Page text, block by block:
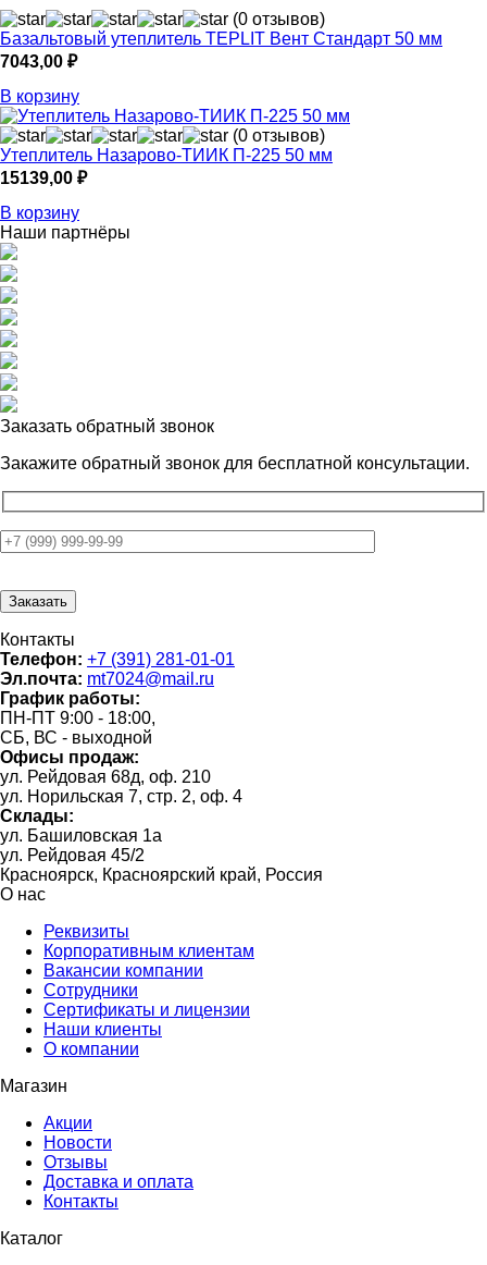
(0 отзывов)
Базальтовый утеплитель TEPLIT Вент Стандарт 50 мм
7043,00 ₽
В корзину
(0 отзывов)
Утеплитель Назарово-ТИИК П-225 50 мм
15139,00 ₽
В корзину
Наши партнёры
Заказать обратный звонок
Закажите обратный звонок для бесплатной консультации.
Контакты
Телефон: +7 (391) 281-01-01
Эл.почта: mt7024@mail.ru
График работы:
ПН-ПТ 9:00 - 18:00,
СБ, ВС - выходной
Офисы продаж:
ул. Рейдовая 68д, оф. 210
ул. Норильская 7, стр. 2, оф. 4
Склады:
ул. Башиловская 1а
ул. Рейдовая 45/2
Красноярск, Красноярский край, Россия
О нас
Реквизиты
Корпоративным клиентам
Вакансии компании
Сотрудники
Сертификаты и лицензии
Наши клиенты
О компании
Магазин
Акции
Новости
Отзывы
Доставка и оплата
Контакты
Каталог